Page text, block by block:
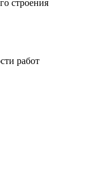
строения
работ